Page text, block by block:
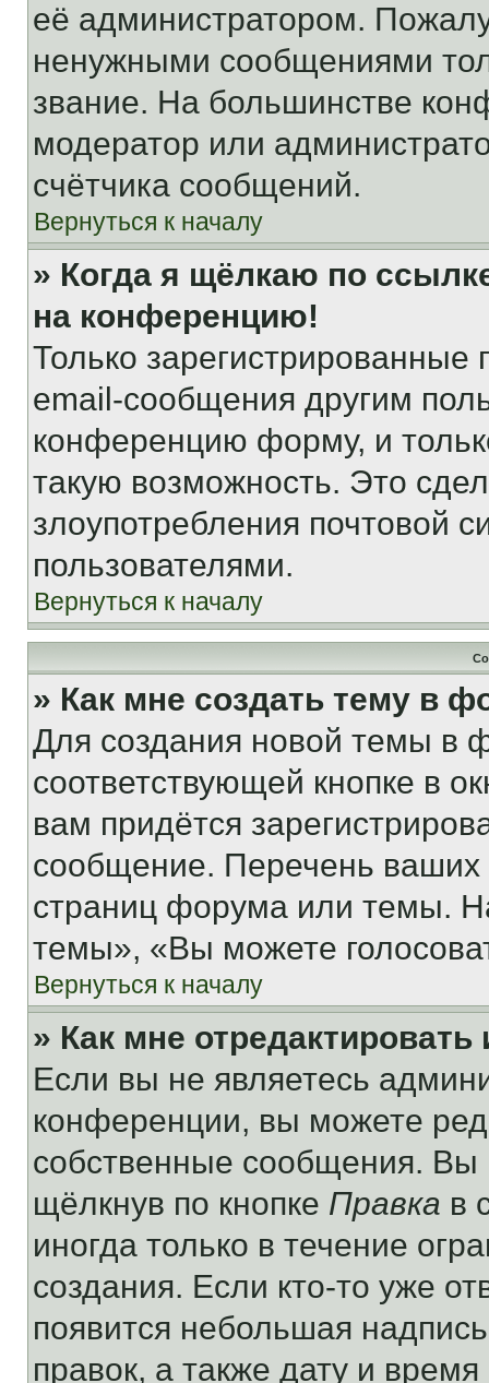
её администратором.
ненужными сообщениями
звание. На большинстве
модератор или
счётчика сообщений.
Вернуться к началу
» Когда я щёлкаю по
на конференцию!
Только зарегистрированные
email-сообщения другим
конференцию форму, и
такую возможность. Это
злоупотребления почтовой
пользователями.
Вернуться к началу
» Как мне создать тему в
Для создания новой темы в
соответствующей кнопке в
вам придётся
сообщение. Перечень ваших
страниц форума или темы.
темы», «Вы можете
Вернуться к началу
» Как мне
Если вы не являетесь
конференции, вы можете
собственные сообщения. Вы
щёлкнув по кнопке Правка в
иногда только в течение
создания. Если кто-то уже
появится небольшая
правок, а также дату и